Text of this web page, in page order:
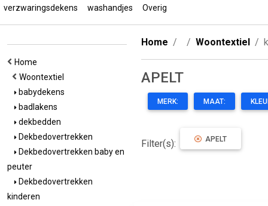
verzwaringsdekens
washandjes Overig
Home
Woontextiel
babydekens
badlakens
dekbedden
Dekbedovertrekken
Dekbedovertrekken baby en
peuter
Dekbedovertrekken
kinderen
Home Woontextiel
APELT
MERK: MAAT:
Filter(s): APELT